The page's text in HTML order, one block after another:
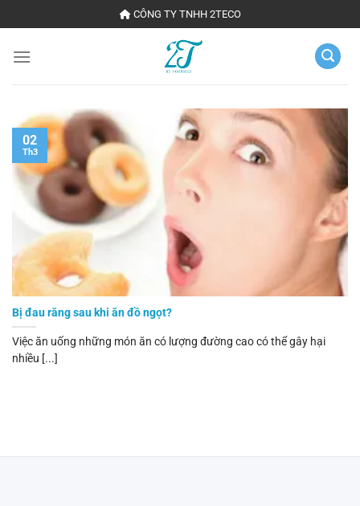
đến
nội
CÔNG TY TNHH 2TECO
Bị đau răng sau khi ăn đồ ngọt?
Việc ăn uống những món ăn có lượng đường cao có thể gây hại
nhiều [...]
02
Th3